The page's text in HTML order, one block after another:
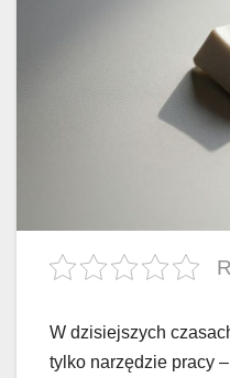
W dzisiejszych
tylko narzędzie pracy